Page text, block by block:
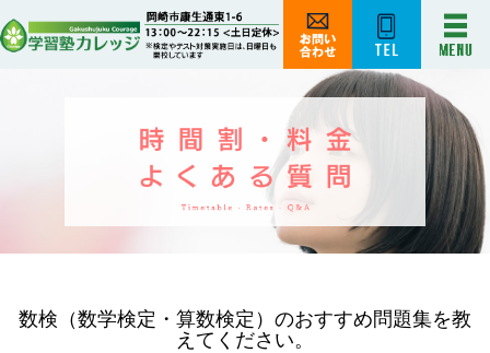
数検（数学検定・算数検定）のおすすめ問題集を教
えてください。